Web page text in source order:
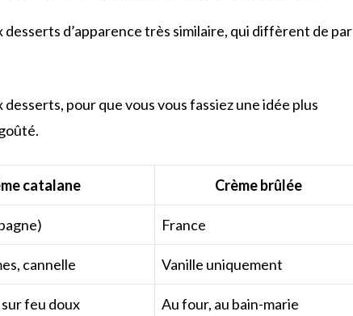
d’apparence très similaire, qui diffèrent de par
pour que vous vous fassiez une idée plus
catalane Crème brûlée
France
cannelle Vanille uniquement
feu doux Au four, au bain-marie